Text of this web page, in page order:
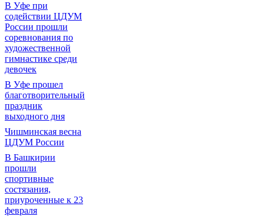
В Уфе при
содействии ЦДУМ
России прошли
соревнования по
художественной
гимнастике среди
девочек
В Уфе прошел
благотворительный
праздник
выходного дня
Чишминская весна
ЦДУМ России
В Башкирии
прошли
спортивные
состязания,
приуроченные к 23
февраля